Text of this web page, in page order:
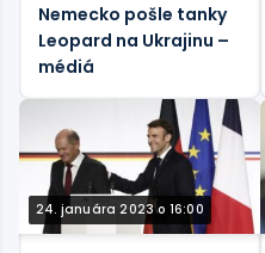
Nemecko pošle tanky
Leopard na Ukrajinu –
médiá
24. januára 2023 o 16:00